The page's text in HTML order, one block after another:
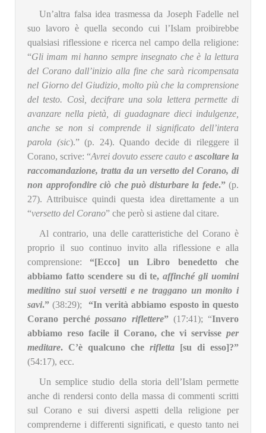
Un’altra falsa idea trasmessa da Joseph Fadelle nel
suo lavoro è quella secondo cui l’Islam proibirebbe
qualsiasi riflessione e ricerca nel campo della religione:
“Gli imam mi hanno sempre insegnato che è la lettura
del Corano dall’inizio alla fine che sarà ricompensata
nel Giorno del Giudizio, molto più che la comprensione
del testo. Così, decifrare una sola lettera permette di
avanzare nella pietà, di guadagnare dieci indulgenze,
anche se non si comprende il significato dell’intera
parola (sic).” (p. 24). Quando decide di rileggere il
Corano, scrive: “Avrei dovuto essere cauto e ascoltare la
raccomandazione, tratta da un versetto del Corano, di
non approfondire ciò che può disturbare la fede.”(p.
27). Attribuisce quindi questa idea direttamente a un
“versetto del Corano” che però si astiene dal citare.
Al contrario, una delle caratteristiche del Corano è
proprio il suo continuo invito alla riflessione e alla
comprensione: “[Ecco] un Libro benedetto che
abbiamo fatto scendere su di te,affinché gli uomini
meditino sui suoi versetti e ne traggano un monito i
savi.” (38:29); “In verità abbiamo esposto in questo
Corano perchépossano riflettere” (17:41); “Invero
abbiamo reso facile il Corano, che vi servisse per
meditare. C’è qualcuno che rifletta [su di esso]?”
(54:17), ecc.
Un semplice studio della storia dell’Islam permette
anche di rendersi conto della massa di commenti scritti
sul Corano e sui diversi aspetti della religione per
comprenderne i differenti significati, e questo tanto nei